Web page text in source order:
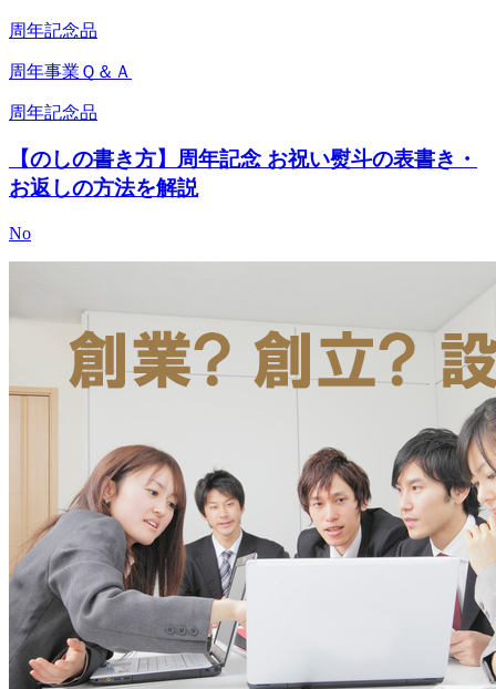
周年記念品
周年事業Ｑ＆Ａ
周年記念品
【のしの書き方】周年記念 お祝い熨斗の表書き・
お返しの方法を解説
No